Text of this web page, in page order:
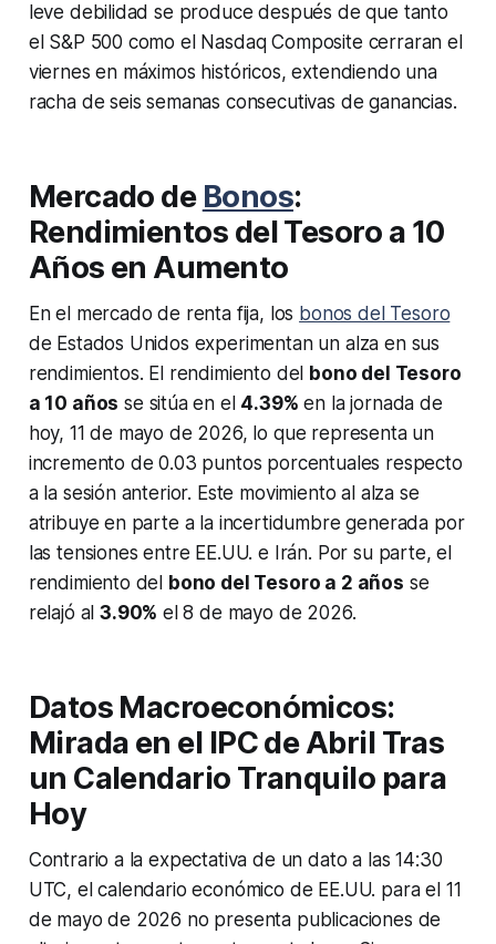
leve debilidad se produce después de que tanto
el S&P 500 como el Nasdaq Composite cerraran el
viernes en máximos históricos, extendiendo una
racha de seis semanas consecutivas de ganancias.
Mercado de Bonos:
Rendimientos del Tesoro a 10
Años en Aumento
En el mercado de renta fija, los bonos del Tesoro
de Estados Unidos experimentan un alza en sus
rendimientos. El rendimiento del bono del Tesoro
a 10 años se sitúa en el 4.39% en la jornada de
hoy, 11 de mayo de 2026, lo que representa un
incremento de 0.03 puntos porcentuales respecto
a la sesión anterior. Este movimiento al alza se
atribuye en parte a la incertidumbre generada por
las tensiones entre EE.UU. e Irán. Por su parte, el
rendimiento del
bono del Tesoro a 2 años se
relajó al3.90% el 8 de mayo de 2026.
Datos Macroeconómicos:
Mirada en el IPC de Abril Tras
un Calendario Tranquilo para
Hoy
Contrario a la expectativa de un dato a las 14:30
UTC, el calendario económico de EE.UU. para el 11
de mayo de 2026 no presenta publicaciones de